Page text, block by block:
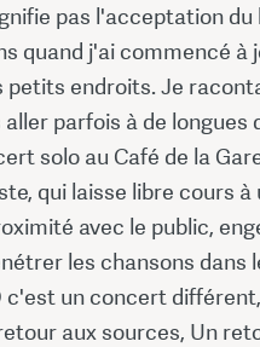
pas l'acceptation du
quand j'ai commencé à
petits endroits. Je
parfois à de longues
solo au Café de la
qui laisse libre cours
avec le public,
les chansons dans
c'est un concert
aux sources, Un